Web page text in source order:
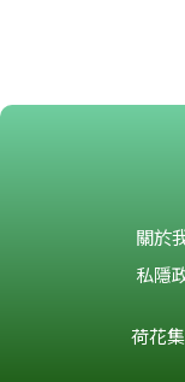
關於
私隱
荷花